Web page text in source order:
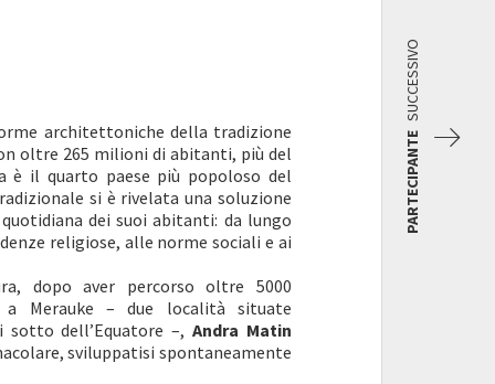
architettoniche della tradizione
oltre 265 milioni di abitanti, più del
è il quarto paese più popoloso del
si è rivelata una soluzione
dei suoi abitanti: da lungo
religiose, alle norme sociali e ai
dopo aver percorso oltre 5000
a Merauke – due località situate
sotto dell’Equatore –,Andra Matin
sviluppatisi spontaneamente
PARTECIPANTE
SUCCESSIVO